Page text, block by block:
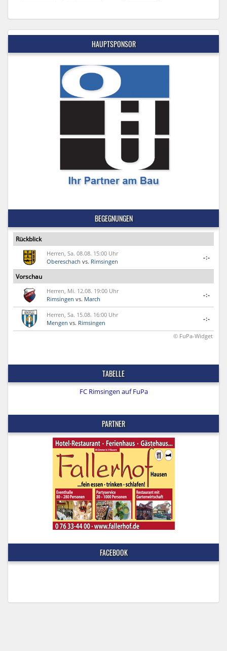
HAUPTSPONSOR
BEGEGNUNGEN
Rückblick
Herren, Sa. 08.08. 15:00 Uhr
Obereschach vs. Rimsingen
-:-
Vorschau
Herren, Mi. 12.08. 19:00 Uhr
Rimsingen vs. March
-:-
Herren, Sa. 15.08. 16:00 Uhr
Mengen vs. Rimsingen
-:-
© FuPa-Widget
TABELLE
FC Rimsingen auf FuPa
PARTNER
FACEBOOK